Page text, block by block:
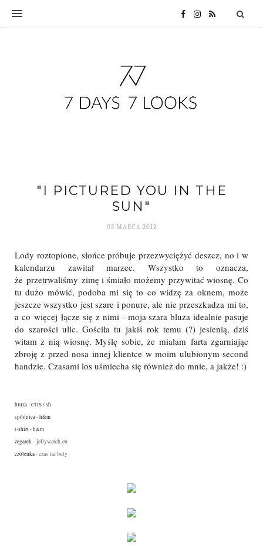
"I PICTURED YOU IN THE
SUN"
03 MARCA 2012
Lody roztopione, słońce próbuje przezwyciężyć deszcz, no i w
kalendarzu zawitał marzec. Wszystko to oznacza,
że przetrwaliśmy zimę i śmiało możemy przywitać wiosnę. Co
tu dużo mówić, podoba mi się to co widzę za oknem, może
jeszcze wszystko jest szare i ponure, ale nie przeszkadza mi to,
a co więcej łącze się z nimi - moja szara bluza idealnie pasuje
do szarości ulic. Gościła tu jakiś rok temu (?) jesienią, dziś
witam z nią wiosnę. Myślę sobie, że miałam farta zgarniając
zbroję z przed nosa innej klientce w moim ulubionym second
handzie. Czasami los uśmiecha się również do mnie, a jakże! :)
bluza - COS / sh
spódnica - h&m
t-shirt - h&m
zegarek - jellywatch.eu
czółenka -czas na buty